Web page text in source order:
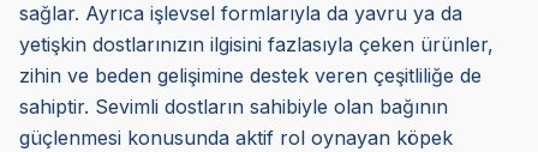
sağlar. Ayrıca işlevsel formlarıyla da yavru ya da
yetişkin dostlarınızın ilgisini fazlasıyla çeken ürünler,
zihin ve beden gelişimine destek veren çeşitliliğe de
sahiptir. Sevimli dostların sahibiyle olan bağının
güçlenmesi konusunda aktif rol oynayan köpek